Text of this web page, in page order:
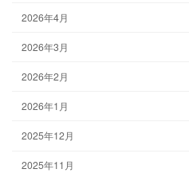
2026年4月
2026年3月
2026年2月
2026年1月
2025年12月
2025年11月